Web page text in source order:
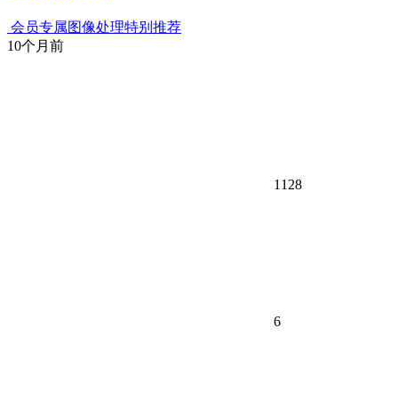
会员专属图像处理特别推荐
10个月前
1128
6